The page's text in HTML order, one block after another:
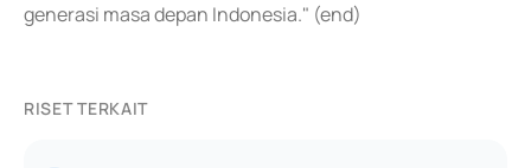
generasi masa depan Indonesia." (end)
RISET TERKAIT